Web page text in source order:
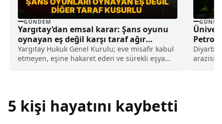
GÜNDEM
Yargıtay’dan emsal karar: Şans oyunu
oynayan eş değil karşı taraf ağır
kusurlu sayıldı
Yargıtay Hukuk Genel Kurulu; eve misafir kabul
etmeyen, eşine hakaret eden ve sürekli eşya
Petrol
5 kişi hayatını kaybetti